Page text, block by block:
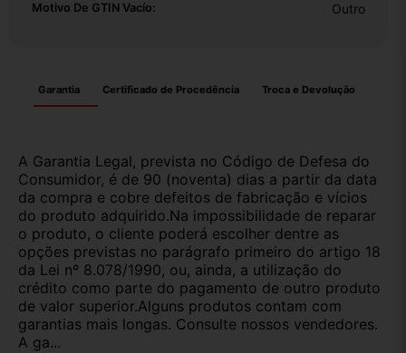
Motivo De GTIN Vacío: Outro
Garantia Certificado de Procedência Troca e Devolução
A Garantia Legal, prevista no Código de Defesa do
Consumidor, é de 90 (noventa) dias a partir da data
da compra e cobre defeitos de fabricação e vícios
do produto adquirido.Na impossibilidade de reparar
o produto, o cliente poderá escolher dentre as
opções previstas no parágrafo primeiro do artigo 18
da Lei nº 8.078/1990, ou, ainda, a utilização do
crédito como parte do pagamento de outro produto
de valor superior.Alguns produtos contam com
garantias mais longas. Consulte nossos vendedores.
A ga...